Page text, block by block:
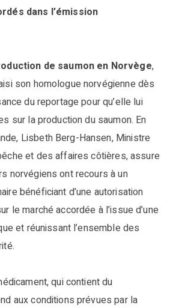
dans l’émission
de saumon en Norvège,
son homologue norvégienne dès
du reportage pour qu’elle lui
sur la production du saumon. En
Lisbeth Berg-Hansen, Ministre
et des affaires côtières, assure
norvégiens ont recours à un
bénéficiant d’une autorisation
le marché accordée à l’issue d’une
et réunissant l’ensemble des
qui contient du
aux conditions prévues par la